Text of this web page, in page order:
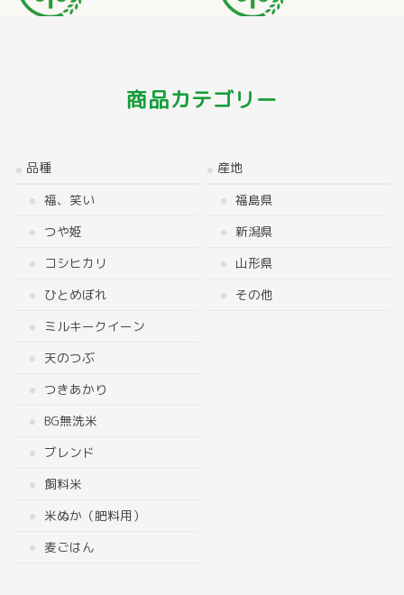
商品カテゴリー
品種
福、笑い
つや姫
コシヒカリ
ひとめぼれ
ミルキークイーン
天のつぶ
つきあかり
BG無洗米
ブレンド
飼料米
米ぬか（肥料用）
麦ごはん
産地
福島県
新潟県
山形県
その他